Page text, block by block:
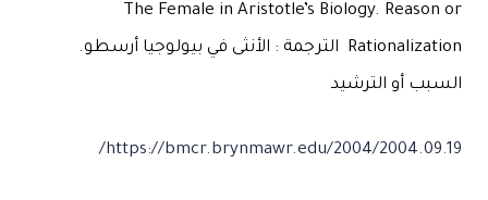
The Female in Aristotle’s Biology. Reason or
Rationalization الترجمة : الأنثى في بيولوجيا أرسطو.
السبب أو الترشيد
https://bmcr.brynmawr.edu/2004/2004.09.19/